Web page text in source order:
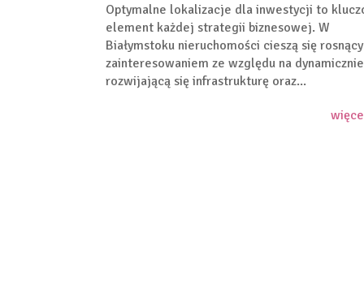
Optymalne lokalizacje dla inwestycji to
element każdej strategii biznesowej. W
Białymstoku nieruchomości cieszą się
zainteresowaniem ze względu na dynamicznie
rozwijającą się infrastrukturę oraz...